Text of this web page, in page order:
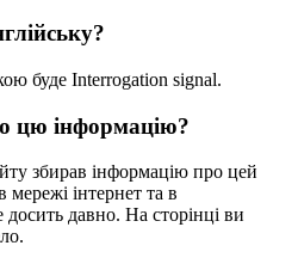
буде Interrogation signal.
цю інформацію?
збирав інформацію про цей
мережі інтернет та в
досить давно. На сторінці ви